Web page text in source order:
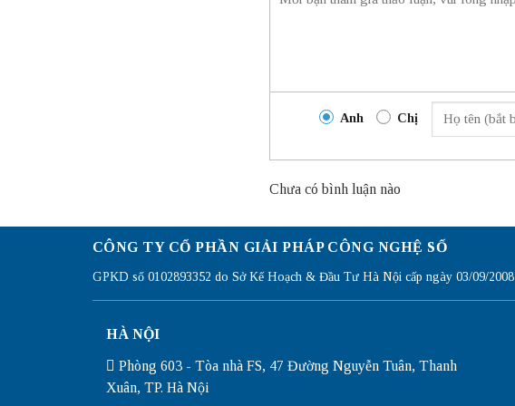
Anh Chị
Chưa có bình luận nào
CÔNG TY CỔ PHẦN GIẢI PHÁP CÔNG NGHỆ SỐ
GPKD số 0102893352 do Sở Kế Hoạch & Đầu Tư Hà Nội cấp ngày 03/09/2008
HÀ NỘI
Phòng 603 - Tòa nhà FS, 47 Đường Nguyễn Tuân, Thanh
Xuân, TP. Hà Nội